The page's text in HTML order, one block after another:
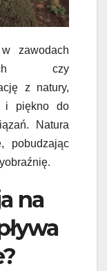
zawodach
czy
z natury,
i piękno do
Natura
pobudzając
na